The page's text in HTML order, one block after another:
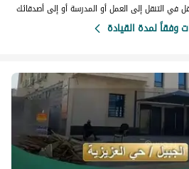
في التنقل إلى العمل أو المدرسة أو إلى أصدقائك
وفقاً لمدة القيادة